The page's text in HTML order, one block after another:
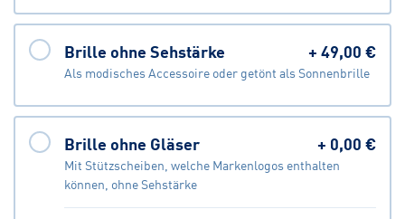
Brille ohne Sehstärke +49,00 €
Als modisches Accessoire oder getönt als Sonnenbrille
Brille ohne Gläser + 0,00 €
Mit Stützscheiben, welche Markenlogos enthalten
können, ohne Sehstärke